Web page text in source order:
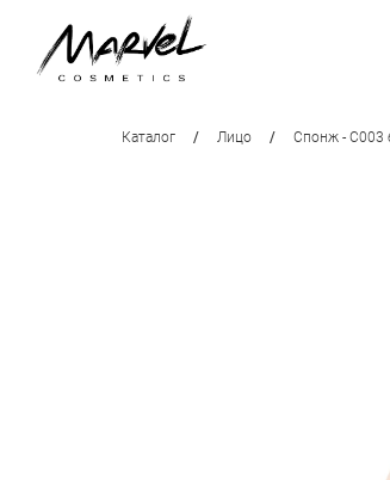
Каталог / Лицо / Спонж - С003